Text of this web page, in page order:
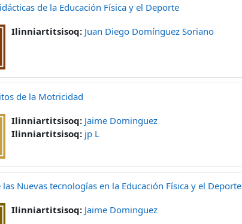
de la Educación Física y el Deporte
Ilinniartitsisoq: Juan Diego Domínguez Soriano
de la Motricidad
Ilinniartitsisoq: Jaime Dominguez
Ilinniartitsisoq: jp L
Nuevas tecnologías en la Educación Física y el Deporte
Ilinniartitsisoq: Jaime Dominguez